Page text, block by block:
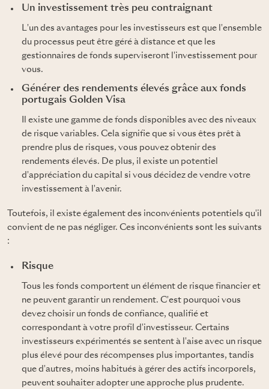
Un investissement très peu contraignant
L'un des avantages pour les investisseurs est que l'ensemble
du processus peut être géré à distance et que les
gestionnaires de fonds superviseront l'investissement pour
vous.
Générer des rendements élevés grâce aux fonds
portugais Golden Visa
Il existe une gamme de fonds disponibles avec des niveaux
de risque variables. Cela signifie que si vous êtes prêt à
prendre plus de risques, vous pouvez obtenir des
rendements élevés. De plus, il existe un potentiel
d'appréciation du capital si vous décidez de vendre votre
investissement à l'avenir.
Toutefois, il existe également des inconvénients potentiels qu'il
convient de ne pas négliger. Ces inconvénients sont les suivants
:
Risque
Tous les fonds comportent un élément de risque financier et
ne peuvent garantir un rendement. C'est pourquoi vous
devez choisir un fonds de confiance, qualifié et
correspondant à votre profil d'investisseur. Certains
investisseurs expérimentés se sentent à l'aise avec un risque
plus élevé pour des récompenses plus importantes, tandis
que d'autres, moins habitués à gérer des actifs incorporels,
peuvent souhaiter adopter une approche plus prudente.